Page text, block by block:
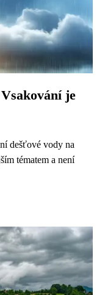
je
dešťové vody na
tématem a není